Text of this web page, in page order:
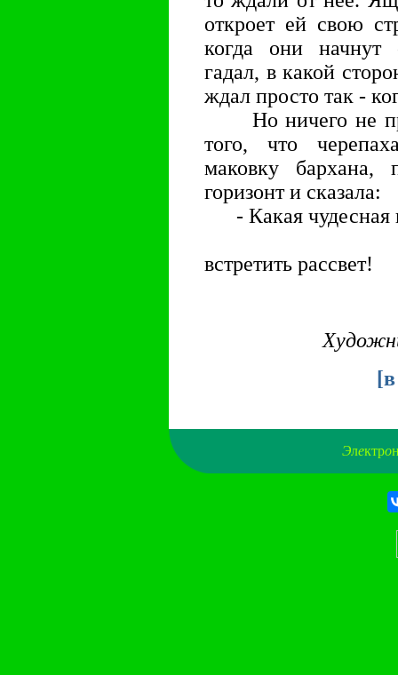
откроет ей свою
когда они начнут
гадал, в какой
ждал просто так -
Но ничего не
того, что
маковку бархана,
горизонт и сказала:
- Какая чудесная
встретить рассвет!
[
Электро